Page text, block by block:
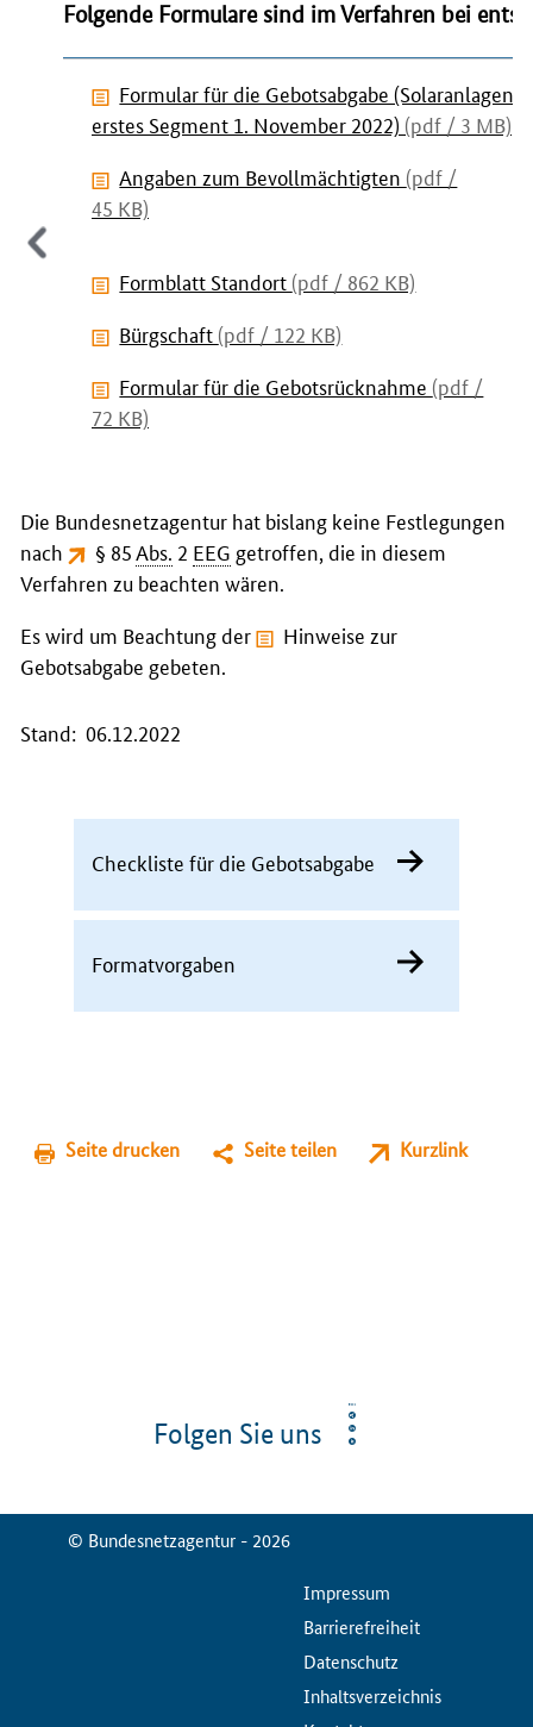
Folgende Formulare sind im Verfahren bei
Formular für die Gebotsabgabe (Solaranlagen
erstes Segment 1. November 2022) (pdf / 3 MB)
Angaben zum Bevollmächtigten (pdf /
45 KB)
Formblatt Standort (pdf / 862 KB)
Bürgschaft (pdf / 122 KB)
Formular für die Gebotsrücknahme (pdf /
72 KB)
Die Bundesnetzagentur hat bislang keine Festlegungen
nach
§ 85Abs. 2 EEG getroffen, die in diesem
Verfahren zu beachten wären.
Es wird um Beachtung der
Hinweise zur
Gebotsabgabe gebeten.
Stand: 06.12.2022
Checkliste für die Gebotsabgabe
Formatvorgaben
Seite drucken Seite teilen Kurzlink
Folgen Sie uns
© Bundesnetzagentur - 2026
ServiceMenuImpressum
Barrierefreiheit
Datenschutz
Inhaltsverzeichnis